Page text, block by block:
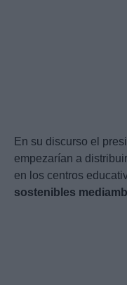
En su discurso el
empezarían a
en los centros
sostenibles